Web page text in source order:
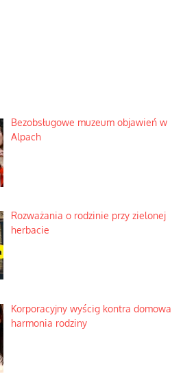
Bezobsługowe muzeum objawień w
Alpach
Rozważania o rodzinie przy zielonej
herbacie
Korporacyjny wyścig kontra domowa
harmonia rodziny